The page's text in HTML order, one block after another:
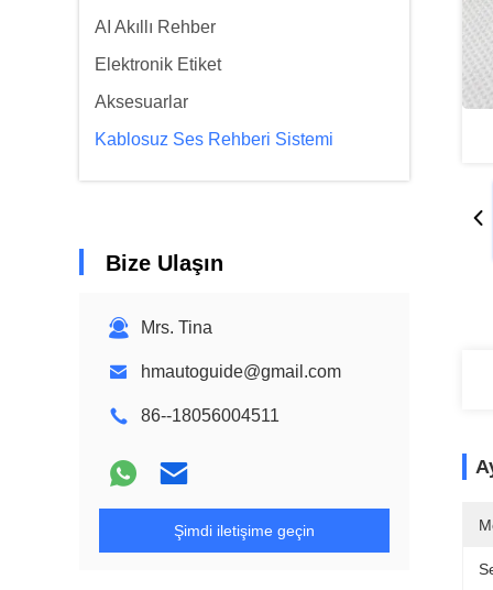
AI Akıllı Rehber
Elektronik Etiket
Aksesuarlar
Kablosuz Ses Rehberi Sistemi
Bize Ulaşın
Mrs. Tina
hmautoguide@gmail.com
86--18056004511
Şimdi iletişime geçin